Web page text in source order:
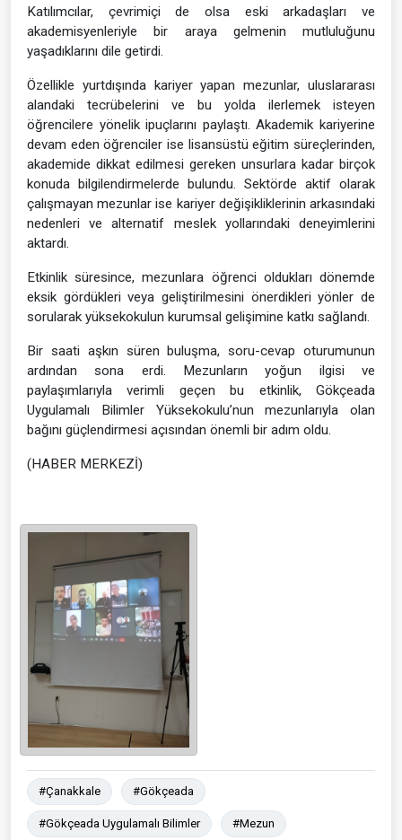
Katılımcılar, çevrimiçi de olsa eski arkadaşları ve
akademisyenleriyle bir araya gelmenin mutluluğunu
yaşadıklarını dile getirdi.
Özellikle yurtdışında kariyer yapan mezunlar, uluslararası
alandaki tecrübelerini ve bu yolda ilerlemek isteyen
öğrencilere yönelik ipuçlarını paylaştı. Akademik kariyerine
devam eden öğrenciler ise lisansüstü eğitim süreçlerinden,
akademide dikkat edilmesi gereken unsurlara kadar birçok
konuda bilgilendirmelerde bulundu. Sektörde aktif olarak
çalışmayan mezunlar ise kariyer değişikliklerinin arkasındaki
nedenleri ve alternatif meslek yollarındaki deneyimlerini
aktardı.
Etkinlik süresince, mezunlara öğrenci oldukları dönemde
eksik gördükleri veya geliştirilmesini önerdikleri yönler de
sorularak yüksekokulun kurumsal gelişimine katkı sağlandı.
Bir saati aşkın süren buluşma, soru-cevap oturumunun
ardından sona erdi. Mezunların yoğun ilgisi ve
paylaşımlarıyla verimli geçen bu etkinlik, Gökçeada
Uygulamalı Bilimler Yüksekokulu’nun mezunlarıyla olan
bağını güçlendirmesi açısından önemli bir adım oldu.
(HABER MERKEZİ)
#Çanakkale #Gökçeada
#Gökçeada Uygulamalı Bilimler #Mezun